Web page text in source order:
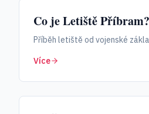
Co je Letiště Příbram?
Příběh letiště od vojenské
Více